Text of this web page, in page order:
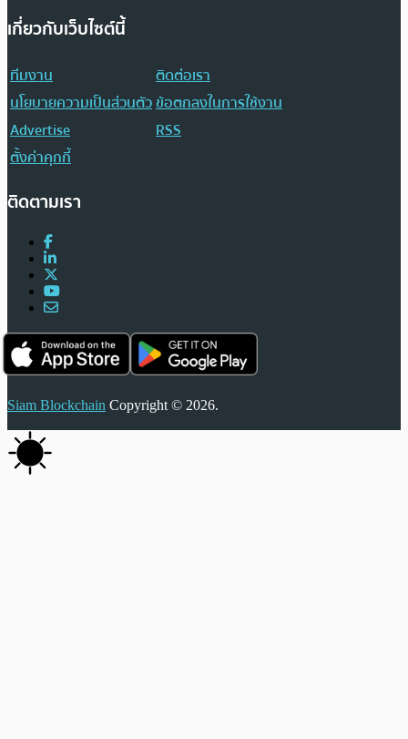
เกี่ยวกับเว็บไซต์นี้
ทีมงาน
ติดต่อเรา
นโยบายความเป็นส่วนตัวข้อตกลงในการใช้งาน
Advertise
RSS
ตั้งค่าคุกกี้
ติดตามเรา
Siam Blockchain Copyright © 2026.